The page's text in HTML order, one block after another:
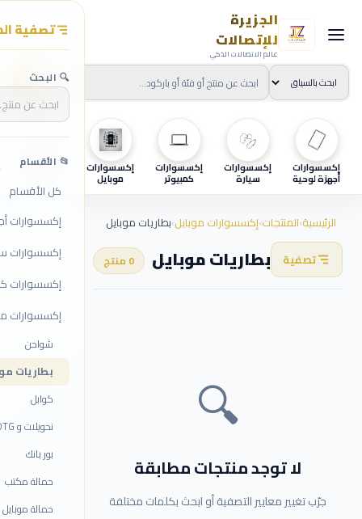
الجزيرة
للإتصالات
عالم الاتصالات الذكي
إكسسوارات
أجهزة لوحية
إكسسوارات
سيارة
إكسسوارات
كمبيوتر
إكسسوارات
موبايل
اجهزه
الرئيسية›المنتجات›إكسسوارات موبايل›بطاريات موبايل
تصفية
🔍 البحث
📂 الأقسام
كل الأقسام
إكسسوارات
إكسسوارات
إكسسوارات
إكسسوارات
شواحن
بطاريات
كوابل
نحويلات و OTG
بور بانك
حمالة مكتب
حمالة
تصفية بطاريات موبايل 0 منتج
🔍
لا توجد منتجات مطابقة
جرّب تغيير معايير التصفية أو ابحث بكلمات مختلفة